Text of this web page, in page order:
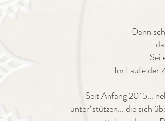
Dann
Sei
Im Laufe der
Seit Anfang 2015...
unter*stützen... die sich